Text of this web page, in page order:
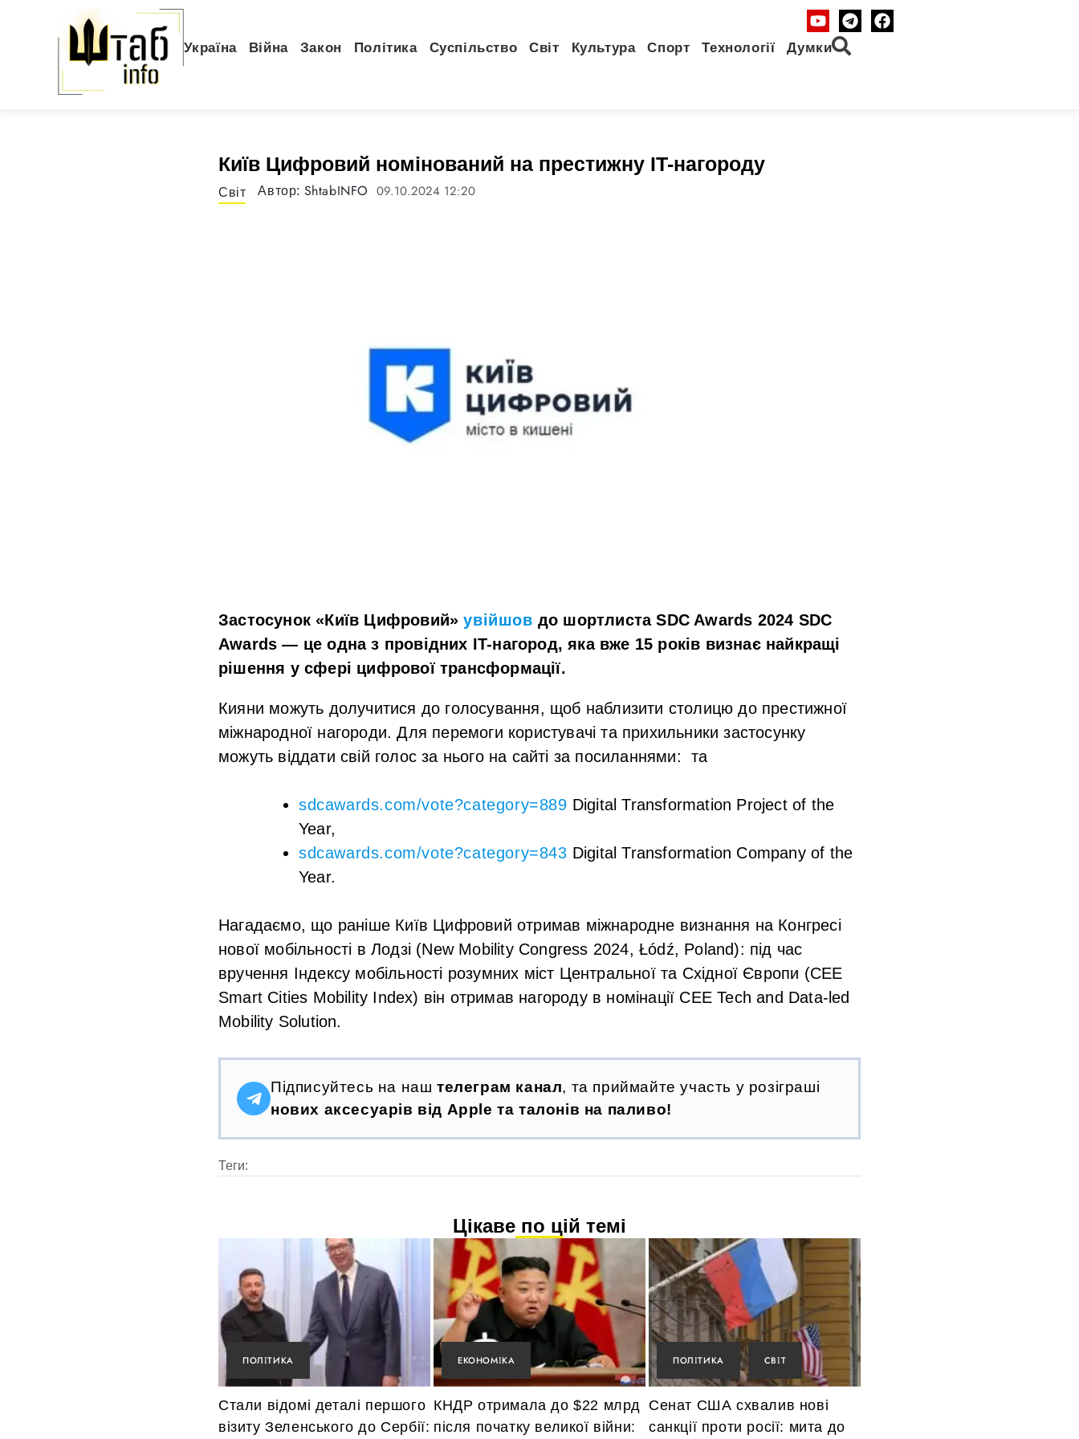
Україна Війна Закон Політика Суспільство Світ Культура Спорт Технології Думки
Київ Цифровий номінований на престижну IT-нагороду
Світ Автор: ShtabINFO 09.10.2024 12:20
Застосунок «Київ Цифровий» увійшов до шортлиста SDC Awards 2024 SDC
Awards — це одна з провідних IT-нагород, яка вже 15 років визнає найкращі
рішення у сфері цифрової трансформації.
Кияни можуть долучитися до голосування, щоб наблизити столицю до престижної
міжнародної нагороди. Для перемоги користувачі та прихильники застосунку
можуть віддати свій голос за нього на сайті за посиланнями: та
sdcawards.com/vote?category=889 Digital Transformation Project of the
Year,
sdcawards.com/vote?category=843 Digital Transformation Company of the
Year.
Нагадаємо, що раніше Київ Цифровий отримав міжнародне визнання на Конгресі
нової мобільності в Лодзі (New Mobility Congress 2024, Łódź, Poland): під час
вручення Індексу мобільності розумних міст Центральної та Східної Європи (CEE
Smart Cities Mobility Index) він отримав нагороду в номінації CEE Tech and Data-led
Mobility Solution.
Підписуйтесь на наш телеграм канал, та приймайте участь у розіграші
нових аксесуарів від Apple та талонів на паливо!
Теги:
Цікаве по цій темі
ПОЛІТИКА
Стали відомі деталі першого
візиту Зеленського до Сербії:
ЕКОНОМІКА
КНДР отримала до $22 млрд
після початку великої війни:
ПОЛІТИКА СВІТ
Сенат США схвалив нові
санкції проти росії: мита до